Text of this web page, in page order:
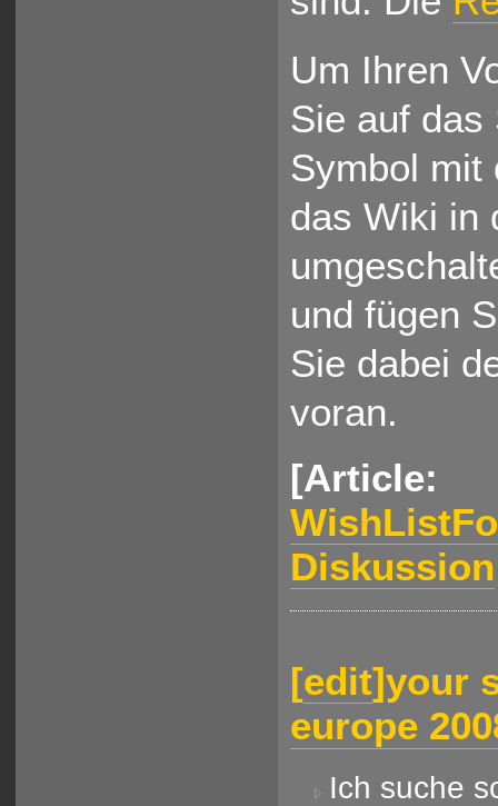
Um Ihren
Sie auf das
Symbol mit
das Wiki in
und fügen
Sie dabei
voran.
[Article:
Diskussion
[edit]your
europe
Ich suche